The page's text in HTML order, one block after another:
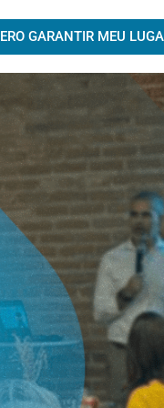
GARANTIR MEU